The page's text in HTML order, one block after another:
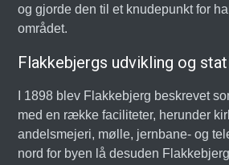
og gjorde den til et knudepunkt for
området.
Flakkebjergs udvikling og
I 1898 blev Flakkebjerg beskrevet
med en række faciliteter, herunder
andelsmejeri, mølle, jernbane- og
nord for byen lå desuden Flakkebjerg